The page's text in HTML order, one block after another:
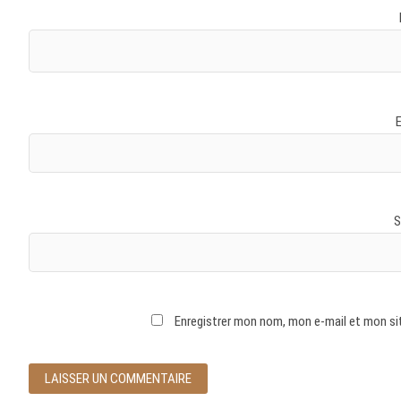
Enregistrer mon nom, mon e-mail et mon